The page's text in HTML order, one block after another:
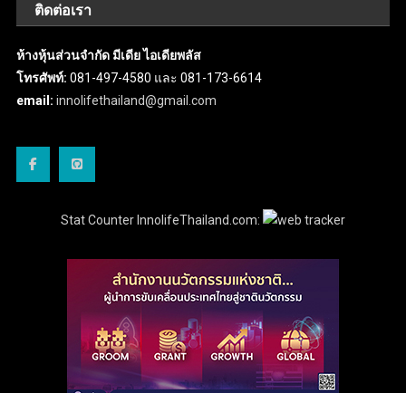
ติดต่อเรา
ห้างหุ้นส่วนจำกัด มีเดีย ไอเดียพลัส
โทรศัพท์: 081-497-4580 และ 081-173-6614
email: innolifethailand@gmail.com
Stat Counter InnolifeThailand.com: